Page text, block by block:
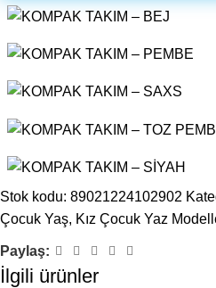
Stok kodu: 89021224102902
Çocuk Yaş, Kız Çocuk Yaz
Paylaş:
İlgili ürünler